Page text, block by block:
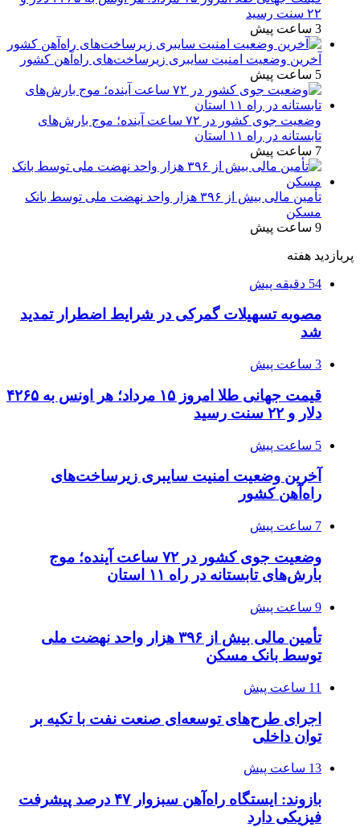
۲۲ سنت رسید
3 ساعت پیش
آخرین وضعیت امنیت سایبری زیرساخت‌های راه‌آهن کشور
5 ساعت پیش
وضعیت جوی کشور در ۷۲ ساعت آینده؛ موج بارش‌های
تابستانه در راه ۱۱ استان
7 ساعت پیش
تأمین مالی بیش از ۳۹۶ هزار واحد نهضت ملی توسط بانک
مسکن
9 ساعت پیش
پربازدید هفته
54 دقیقه پیش
مصوبه تسهیلات گمرکی در شرایط اضطرار تمدید
شد
3 ساعت پیش
قیمت جهانی طلا امروز ۱۵ مرداد؛ هر اونس به ۴۲۶۵
دلار و ۲۲ سنت رسید
5 ساعت پیش
آخرین وضعیت امنیت سایبری زیرساخت‌های
راه‌آهن کشور
7 ساعت پیش
وضعیت جوی کشور در ۷۲ ساعت آینده؛ موج
بارش‌های تابستانه در راه ۱۱ استان
9 ساعت پیش
تأمین مالی بیش از ۳۹۶ هزار واحد نهضت ملی
توسط بانک مسکن
11 ساعت پیش
اجرای طرح‌های توسعه‌ای صنعت نفت با تکیه بر
توان داخلی
13 ساعت پیش
بازوند: ایستگاه راه‌آهن سبزوار ۴۷ درصد پیشرفت
فیزیکی دارد